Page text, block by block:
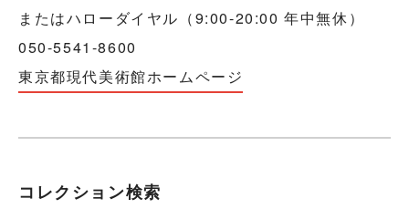
またはハローダイヤル（9:00-20:00 年中無休）
050-5541-8600
東京都現代美術館ホームページ
コレクション検索